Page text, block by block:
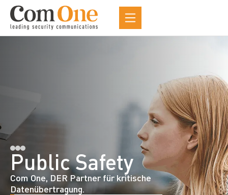
Public Safety
Com One, DER Partner für kritische
Datenübertragung.